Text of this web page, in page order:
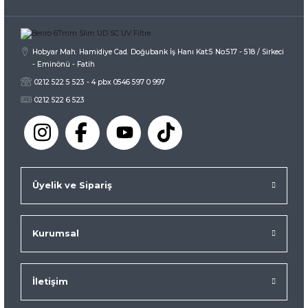
Hobyar Mah. Hamidiye Cad. Doğubank İş Hanı Kat:5 No:517 - 518 / Sirkeci
- Eminönü - Fatih
0212 522 5 523 - 4 pbx 0546 597 0 997
0212 522 6 523
Üyelik ve Sipariş
Kurumsal
İletişim